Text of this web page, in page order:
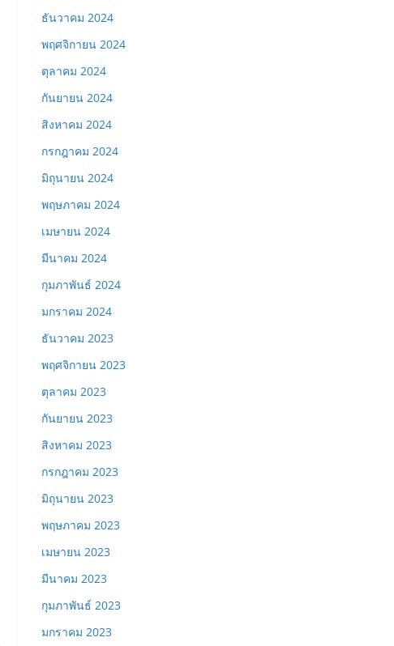
ธันวาคม 2024
พฤศจิกายน 2024
ตุลาคม 2024
กันยายน 2024
สิงหาคม 2024
กรกฎาคม 2024
มิถุนายน 2024
พฤษภาคม 2024
เมษายน 2024
มีนาคม 2024
กุมภาพันธ์ 2024
มกราคม 2024
ธันวาคม 2023
พฤศจิกายน 2023
ตุลาคม 2023
กันยายน 2023
สิงหาคม 2023
กรกฎาคม 2023
มิถุนายน 2023
พฤษภาคม 2023
เมษายน 2023
มีนาคม 2023
กุมภาพันธ์ 2023
มกราคม 2023